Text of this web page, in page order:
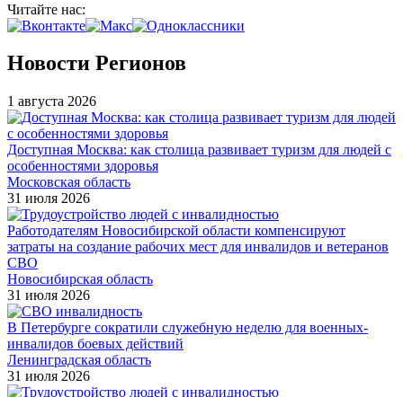
Читайте нас:
Новости Регионов
1 августа 2026
Доступная Москва: как столица развивает туризм для людей с
особенностями здоровья
Московская область
31 июля 2026
Работодателям Новосибирской области компенсируют
затраты на создание рабочих мест для инвалидов и ветеранов
СВО
Новосибирская область
31 июля 2026
В Петербурге сократили служебную неделю для военных-
инвалидов боевых действий
Ленинградская область
31 июля 2026